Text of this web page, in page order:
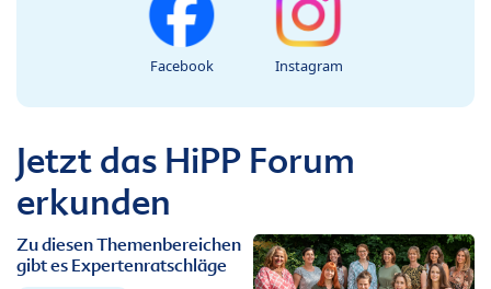
Facebook Instagram
Jetzt das HiPP Forum
erkunden
Zu diesen Themenbereichen
gibt es Expertenratschläge